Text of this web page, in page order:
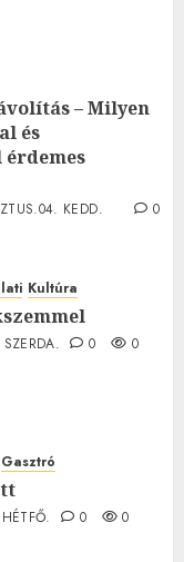
– Milyen
és
érdemes
KEDD.
0
Kultúra
0 0
Gasztró
0 0